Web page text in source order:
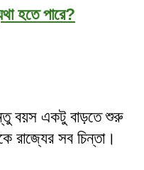
হতে পারে?
বয়স একটু বাড়তে শুরু
রাজ্যের সব চিন্তা।